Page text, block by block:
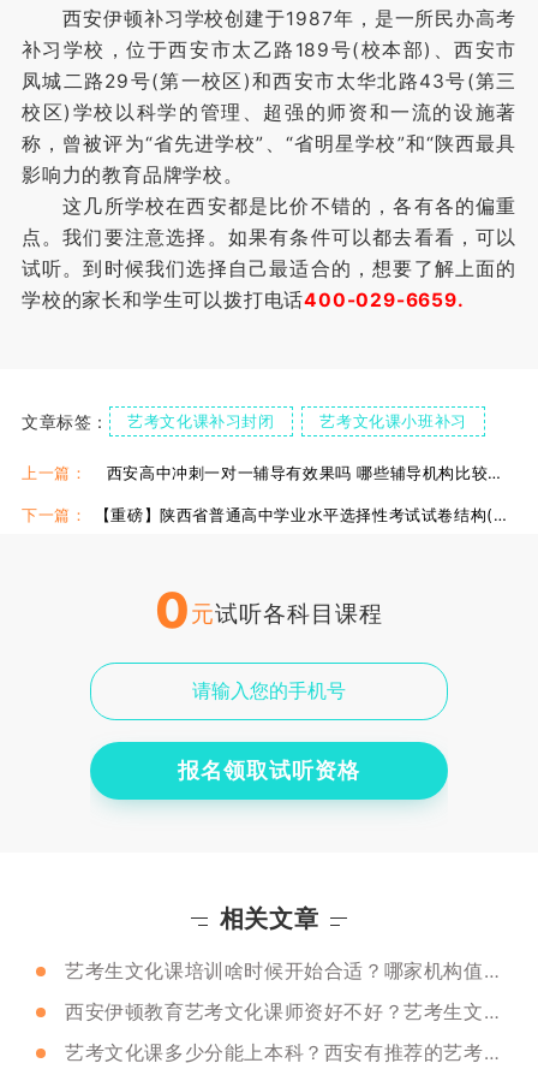
西安伊顿补习学校创建于1987年，是一所民办高考
补习学校，位于西安市太乙路189号(校本部)、西安市
凤城二路29号(第一校区)和西安市太华北路43号(第三
校区)学校以科学的管理、超强的师资和一流的设施著
称，曾被评为“省先进学校”、“省明星学校”和“陕西最具
影响力的教育品牌学校。
这几所学校在西安都是比价不错的，各有各的偏重
点。我们要注意选择。如果有条件可以都去看看，可以
试听。到时候我们选择自己最适合的，想要了解上面的
学校的家长和学生可以拨打电话400-029-6659.
文章标签： 艺考文化课补习封闭 艺考文化课小班补习
艺考文化课去机构上
上一篇： 西安高中冲刺一对一辅导有效果吗 哪些辅导机构比较好？
下一篇： 【重磅】陕西省普通高中学业水平选择性考试试卷结构(2024年发布)
0元试听各科目课程
报名领取试听资格
相关文章
艺考生文化课培训啥时候开始合适？哪家机构值得推荐？
西安伊顿教育艺考文化课师资好不好？艺考生文化课怎么安排合适？
艺考文化课多少分能上本科？西安有推荐的艺考文化课培训机构吗？